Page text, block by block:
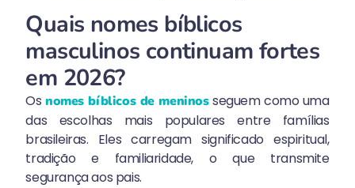
Quais nomes bíblicos
masculinos continuam fortes
em 2026?
Osnomes bíblicos de meninosseguem como uma
das escolhas mais populares entre famílias
brasileiras. Eles carregam significado espiritual,
tradição e familiaridade, o que transmite
segurança aos pais.